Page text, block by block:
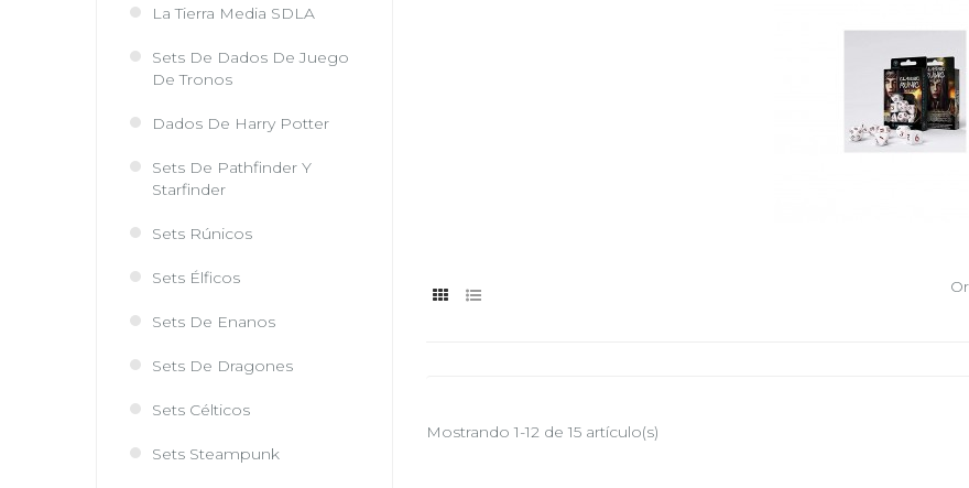
La Tierra Media SDLA
Sets De Dados De Juego
De Tronos
Dados De Harry Potter
Sets De Pathfinder Y
Starfinder
Sets Rúnicos
Sets Élficos
Sets De Enanos
Sets De Dragones
Sets Célticos
Sets Steampunk
Mostrando 1-12 de 15 artículo(s)